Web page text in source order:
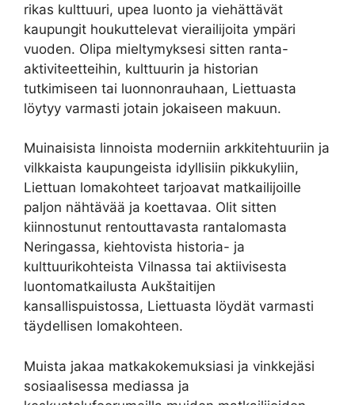
rikas kulttuuri, upea luonto ja viehättävät
kaupungit houkuttelevat vierailijoita ympäri
vuoden. Olipa mieltymyksesi sitten ranta-
aktiviteetteihin, kulttuurin ja historian
tutkimiseen tai luonnonrauhaan, Liettuasta
löytyy varmasti jotain jokaiseen makuun.
Muinaisista linnoista moderniin arkkitehtuuriin ja
vilkkaista kaupungeista idyllisiin pikkukyliin,
Liettuan lomakohteet tarjoavat matkailijoille
paljon nähtävää ja koettavaa. Olit sitten
kiinnostunut rentouttavasta rantalomasta
Neringassa, kiehtovista historia- ja
kulttuurikohteista Vilnassa tai aktiivisesta
luontomatkailusta Aukštaitijen
kansallispuistossa, Liettuasta löydät varmasti
täydellisen lomakohteen.
Muista jakaa matkakokemuksiasi ja vinkkejäsi
sosiaalisessa mediassa ja